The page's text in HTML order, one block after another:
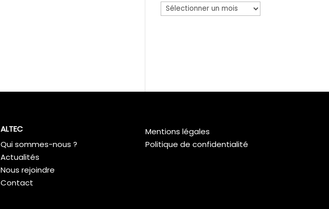
Articles
ALTEC
Qui sommes-nous ?
Actualités
Nous rejoindre
Contact
Mentions légales
Politique de confidentialité